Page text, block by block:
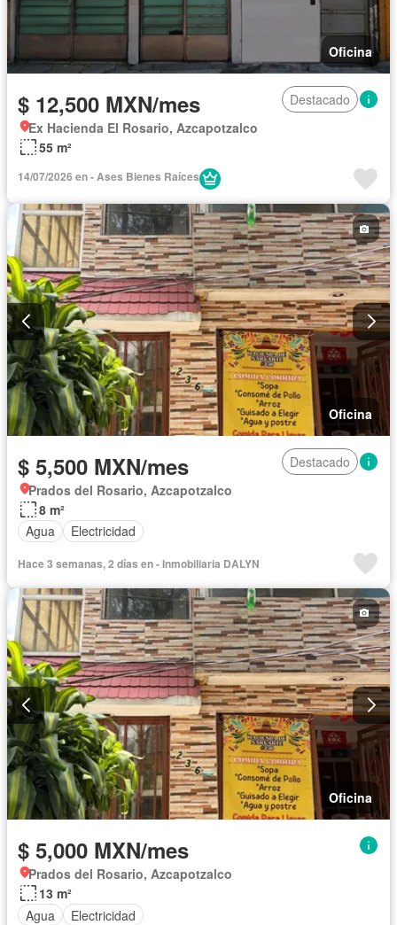
Oficina
$ 12,500 MXN/mes
Destacado
Ex Hacienda El Rosario, Azcapotzalco
55 m²
14/07/2026 en - Ases Bienes Raíces
Oficina
$ 5,500 MXN/mes
Destacado
Prados del Rosario, Azcapotzalco
8 m²
Agua
Electricidad
Hace 3 semanas, 2 días en - Inmobiliaria DALYN
Oficina
$ 5,000 MXN/mes
Prados del Rosario, Azcapotzalco
13 m²
Agua
Electricidad